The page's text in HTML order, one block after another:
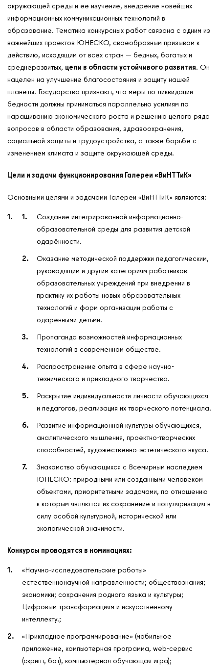
О нас
Контакты
Мероприятия
Обмен опытом
окружающей среды и ее изучение, внедрение новейших
информационных коммуникационных технологий в
образование. Тематика конкурсных работ связана с одним из
важнейших проектов ЮНЕСКО, своеобразным призывом к
действию, исходящим от всех стран — бедных, богатых и
среднеразвитых, цели в области устойчивого развития. Он
нацелен на улучшение благосостояния и защиту нашей
планеты. Государства признают, что меры по ликвидации
бедности должны приниматься параллельно усилиям по
наращиванию экономического роста и решению целого ряда
вопросов в области образования, здравоохранения,
социальной защиты и трудоустройства, а также борьбе с
изменением климата и защите окружающей среды.
Цели и задачи функционирования Галереи «ВиНТТиК»
Основными целями и задачами Галереи «ВиНТТиК» являются:
Создание интегрированной информационно-
образовательной среды для развития детской
одарённости.
Оказание методической поддержки педагогическим,
руководящим и другим категориям работников
образовательных учреждений при внедрении в
практику их работы новых образовательных
технологий и форм организации работы с
одаренными детьми.
Пропаганда возможностей информационных
технологий в современном обществе.
Распространение опыта в сфере научно-
технического и прикладного творчества.
Раскрытие индивидуальности личности обучающихся
и педагогов, реализация их творческого потенциала.
Развитие информационной культуры обучающихся,
аналитического мышления, проектно-творческих
способностей, художественно-эстетического вкуса.
Знакомство обучающихся с Всемирным наследием
ЮНЕСКО: природными или созданными человеком
объектами, приоритетными задачами, по отношению
к которым являются их сохранение и популяризация в
силу особой культурной, исторической или
экологической значимости.
Конкурсы проводятся в номинациях:
«Научно-исследовательские работы»
естественнонаучной направленности; обществознания;
экономики; сохранения родного языка и культуры;
Цифровым трансформациям и искусственному
интеллекту.;
«Прикладное программирование» (мобильное
приложение, компьютерная программа, web-сервис
(скрипт, бот), компьютерная обучающая игра);